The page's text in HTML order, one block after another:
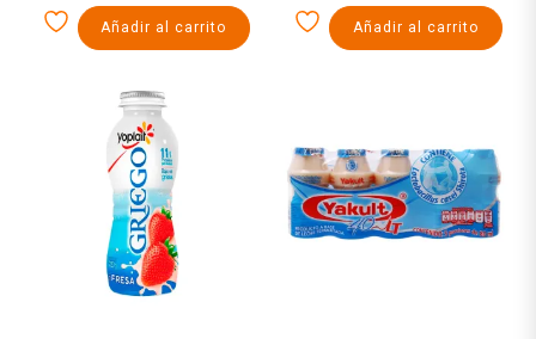
Añadir al carrito Añadir al carrito